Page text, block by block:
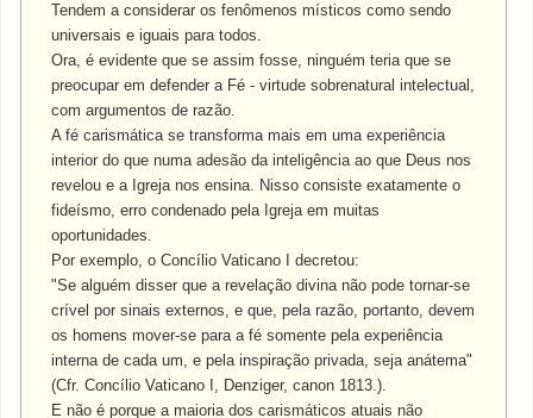
Tendem a considerar os fenômenos místicos como sendo
universais e iguais para todos.
Ora, é evidente que se assim fosse, ninguém teria que se
preocupar em defender a Fé - virtude sobrenatural intelectual,
com argumentos de razão.
A fé carismática se transforma mais em uma experiência
interior do que numa adesão da inteligência ao que Deus nos
revelou e a Igreja nos ensina. Nisso consiste exatamente o
fideísmo, erro condenado pela Igreja em muitas
oportunidades.
Por exemplo, o Concílio Vaticano I decretou:
"Se alguém disser que a revelação divina não pode tornar-se
crível por sinais externos, e que, pela razão, portanto, devem
os homens mover-se para a fé somente pela experiência
interna de cada um, e pela inspiração privada, seja anátema"
(Cfr. Concílio Vaticano I, Denziger, canon 1813.).
E não é porque a maioria dos carismáticos atuais não